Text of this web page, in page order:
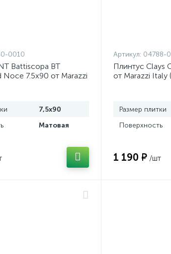
0010
Battiscopa BT
7.5x90 от Marazzi
7,5x90
Матовая
Артикул: 04788-
Плинтус Clays
от Marazzi Italy
Размер плитки
Поверхность
1 190 ₽ /шт